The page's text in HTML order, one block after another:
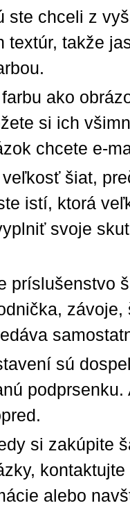
ste chceli z
textúr, takže
ako
si ich
chcete e-
šiat,
istí, ktorá
svoje
príslušenstvo
sú
si zakúpite
alebo